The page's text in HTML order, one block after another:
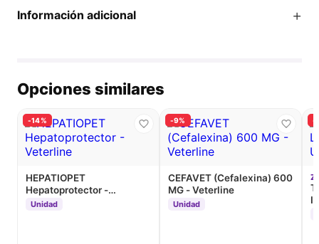
Información adicional +
Opciones similares
-14%
HEPATIOPET
Hepatoprotector -
Veterline
Unidad
-9%
CEFAVET (Cefalexina) 600
MG - Veterline
Unidad
-